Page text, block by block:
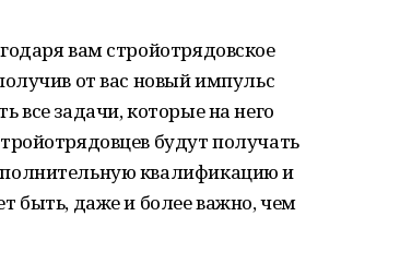
вам стройотрядовское
от вас новый импульс
все задачи, которые на него
будут получать
квалификацию и
быть, даже и более важно, чем